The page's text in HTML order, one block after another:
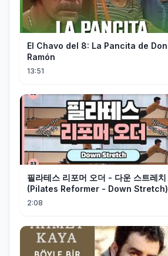
El Chavo del 8: La Pancita de Don
Ramón
13:51
필라테스 리포머 오더 - 다운 스트레치
(Pilates Reformer - Down Stretch)
2:08